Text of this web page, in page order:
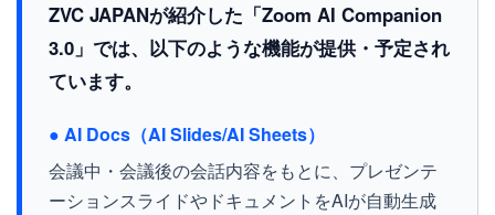
ZVC JAPANが紹介した「Zoom AI Companion
3.0」では、以下のような機能が提供・予定され
ています。
● AI Docs（AI Slides/AI Sheets）
会議中・会議後の会話内容をもとに、プレゼンテ
ーションスライドやドキュメントをAIが自動生成